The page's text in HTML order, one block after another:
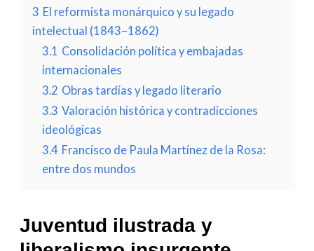
3 El reformista monárquico y su legado
intelectual (1843–1862)
3.1 Consolidación política y embajadas
internacionales
3.2 Obras tardías y legado literario
3.3 Valoración histórica y contradicciones
ideológicas
3.4 Francisco de Paula Martínez de la Rosa:
entre dos mundos
Juventud ilustrada y